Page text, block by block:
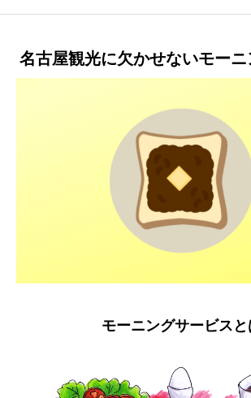
名古屋観光に欠かせないモー
モーニングサービスと